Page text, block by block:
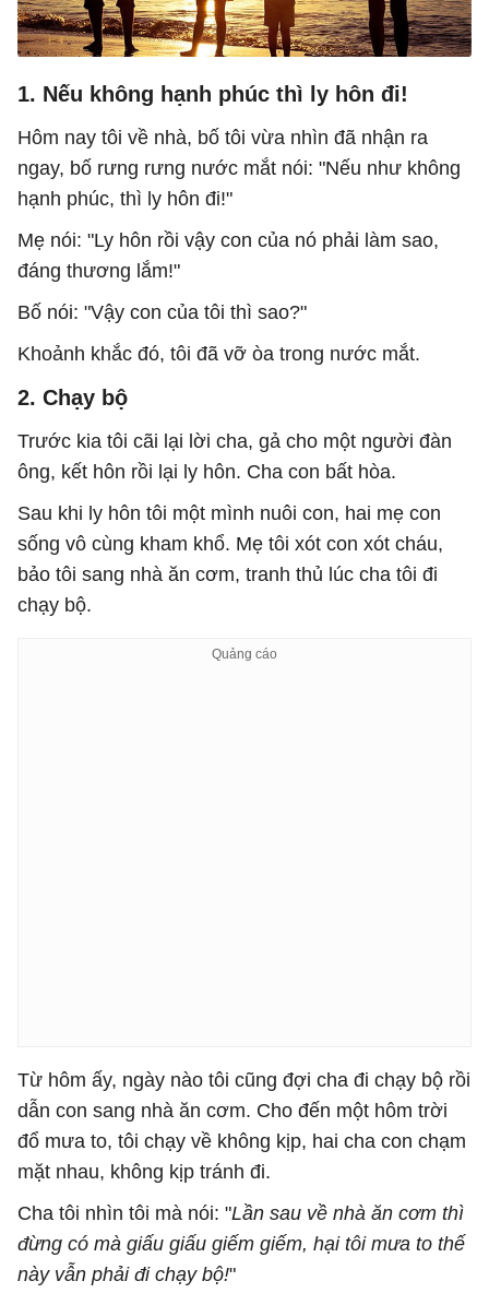
1. Nếu không hạnh phúc thì ly hôn đi!
Hôm nay tôi về nhà, bố tôi vừa nhìn đã nhận ra
ngay, bố rưng rưng nước mắt nói: "Nếu như không
hạnh phúc, thì ly hôn đi!"
Mẹ nói: "Ly hôn rồi vậy con của nó phải làm sao,
đáng thương lắm!"
Bố nói: "Vậy con của tôi thì sao?"
Khoảnh khắc đó, tôi đã vỡ òa trong nước mắt.
2. Chạy bộ
Trước kia tôi cãi lại lời cha, gả cho một người đàn
ông, kết hôn rồi lại ly hôn. Cha con bất hòa.
Sau khi ly hôn tôi một mình nuôi con, hai mẹ con
sống vô cùng kham khổ. Mẹ tôi xót con xót cháu,
bảo tôi sang nhà ăn cơm, tranh thủ lúc cha tôi đi
chạy bộ.
Từ hôm ấy, ngày nào tôi cũng đợi cha đi chạy bộ rồi
dẫn con sang nhà ăn cơm. Cho đến một hôm trời
đổ mưa to, tôi chạy về không kịp, hai cha con chạm
mặt nhau, không kịp tránh đi.
Cha tôi nhìn tôi mà nói: "Lần sau về nhà ăn cơm thì
đừng có mà giấu giấu giếm giếm, hại tôi mưa to thế
này vẫn phải đi chạy bộ!"